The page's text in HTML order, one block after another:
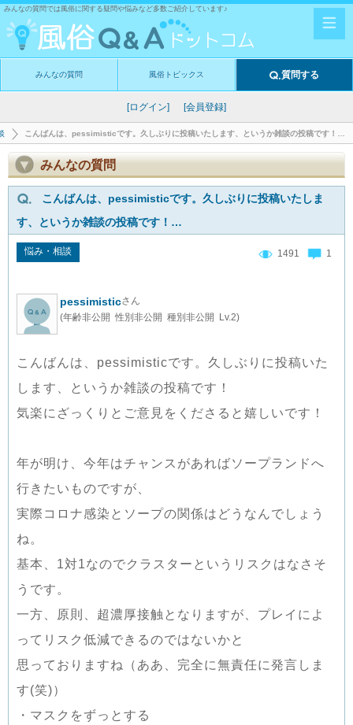
みんなの質問では風俗に関する疑問や悩みなど多数ご紹介しています♪
みんなの質問 風俗トピックス 質問する
[ログイン] [会員登録]
こんばんは、pessimisticです。久しぶりに投稿いたします、というか雑談の投稿です！…
みんなの質問
こんばんは、pessimisticです。久しぶりに投稿いたしま
す、というか雑談の投稿です！…
悩み・相談 1491 1
pessimisticさん
(年齢非公開 性別非公開 種別非公開 Lv.2)
こんばんは、pessimisticです。久しぶりに投稿いた
します、というか雑談の投稿です！
気楽にざっくりとご意見をくださると嬉しいです！
年が明け、今年はチャンスがあればソープランドへ
行きたいものですが、
実際コロナ感染とソープの関係はどうなんでしょう
ね。
基本、1対1なのでクラスターというリスクはなさそ
うです。
一方、原則、超濃厚接触となりますが、プレイによ
ってリスク低減できるのではないかと
思っておりますね（ああ、完全に無責任に発言しま
す(笑)）
・マスクをずっとする